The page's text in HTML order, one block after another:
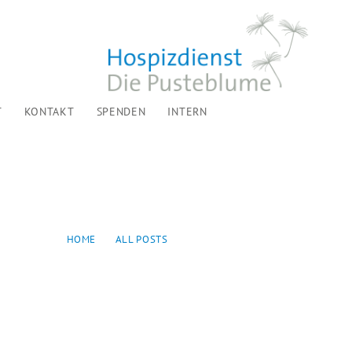
KONTAKT SPENDEN INTERN
HOME ALL POSTS